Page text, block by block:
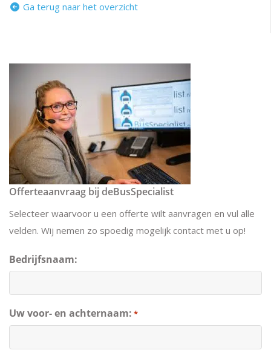
Ga terug naar het overzicht
Offerteaanvraag bij deBusSpecialist
Selecteer waarvoor u een offerte wilt aanvragen en vul alle
velden. Wij nemen zo spoedig mogelijk contact met u op!
Bedrijfsnaam:
Uw voor- en achternaam: *